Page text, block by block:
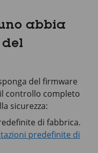
abbia
del firmware
controllo completo
sicurezza:
di fabbrica.
predefinite di